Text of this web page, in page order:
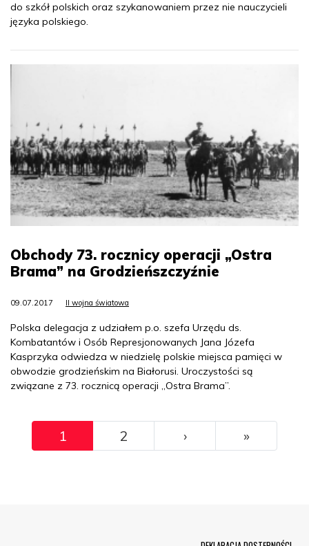
do szkół polskich oraz szykanowaniem przez nie nauczycieli
języka polskiego.
Obchody 73. rocznicy operacji „Ostra
Brama” na Grodzieńszczyźnie
09.07.2017 II wojna światowa
Polska delegacja z udziałem p.o. szefa Urzędu ds.
Kombatantów i Osób Represjonowanych Jana Józefa
Kasprzyka odwiedza w niedzielę polskie miejsca pamięci w
obwodzie grodzieńskim na Białorusi. Uroczystości są
związane z 73. rocznicą operacji „Ostra Brama”.
Pagination
1 2 ››› »Ostatni